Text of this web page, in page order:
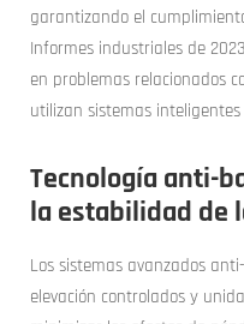
garantizando el
Informes industriales de
en problemas relacionados
utilizan sistemas
Tecnología anti-
la estabilidad de
Los sistemas avanzados
elevación controlados y